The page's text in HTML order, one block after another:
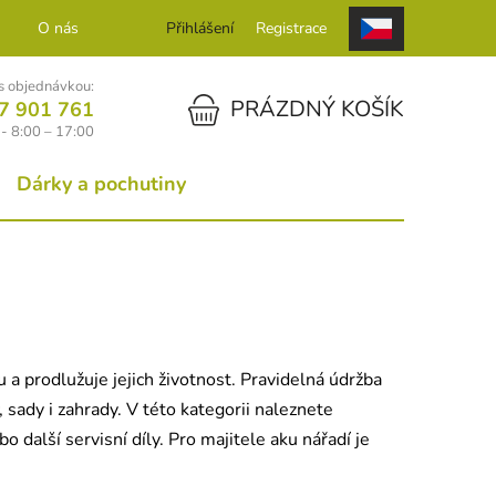
O nás KontaktPřihlášení Registrace
objednávkou:
901 761
8:00 – 17:00
NÁKUPNÍ KOŠÍKPRÁZDNÝ KOŠÍK
Dárky a pochutiny
a prodlužuje jejich životnost. Pravidelná údržba
i zahrady. V této kategorii naleznete
další servisní díly. Pro majitele aku nářadí je